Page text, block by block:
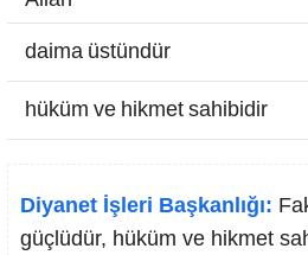
daima üstündür
hüküm ve hikmet sahibidir
Diyanet İşleri Başkanlığı:
güçlüdür, hüküm ve hikmet